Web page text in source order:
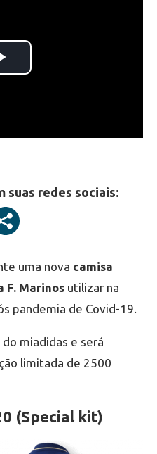
suas redes sociais:
uma nova camisa
F. Marinos utilizar na
pandemia de Covid-19.
miadidas e será
limitada de 2500
(Special kit)